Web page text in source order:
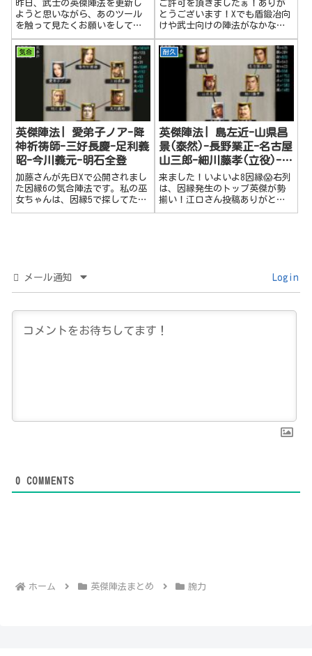
昨日、武士の英傑陣法を更新し
ようと思いながら、あのツール
を触って見たくお願いをしてま
して。で、入手後にさくっと更
新してしまいました！綱成は0凸
業正は2凸、家康は3凸でこのス
ペック♪武士向けの陣法を探し
てます！おすすめあれば教えて
ください！...
ご許可を頂きましたぁ！ありが
とうございます！Xでも盾鍛冶向
けや武士向けの陣法がなかなか
ないねぇ～と噂されてまして。
今回は念願の籠城セットの耐久
陣法。掲載できる事とても嬉し
く。大変光栄です！↓陣法の詳
細についてはこちらのすんごい
ブログをご参考...
気合
英傑陣法| 愛弟子ノア-降
神祈祷師-三好長慶-足利義
昭-今川義元-明石全登
加藤さんが先日Xで公開されまし
た因縁6の気合陣法です。私の巫
女ちゃんは、因縁5で探してたの
ですが、しれ～っとかっこよく
耐久
英傑陣法| 島左近-山県昌
景(泰然)-長野業正-名古屋
山三郎-細川藤孝(立役)-大
内義隆
来ました！いよいよ8因縁😱右列
は、因縁発生のトップ英傑が勢
揃い！江口さん投稿ありがとう
ございます！！！！「英傑陣
メール通知 Login
0 COMMENTS
ホーム 英傑陣法まとめ 腕力